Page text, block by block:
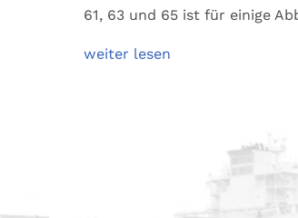
61, 63 und 65 ist für einige
weiter lesen